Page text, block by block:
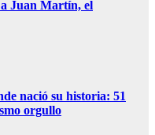
Juan Martín, el
nació su historia: 51
orgullo